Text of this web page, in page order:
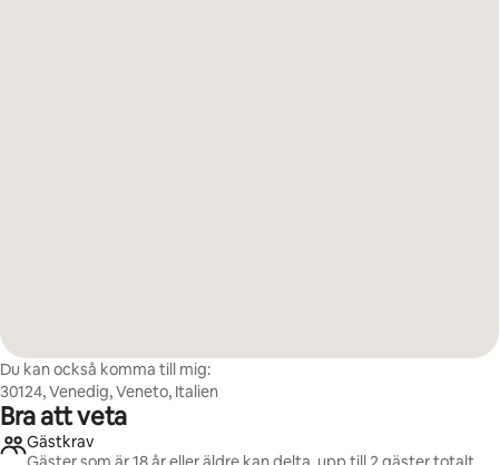
Du kan också komma till mig:
30124, Venedig, Veneto, Italien
Bra att veta
Gästkrav